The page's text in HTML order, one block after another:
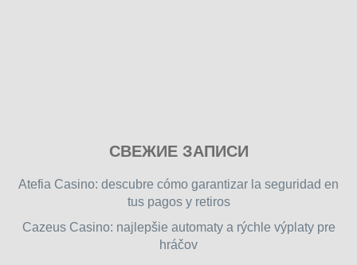
free
games
СВЕЖИЕ ЗАПИСИ
Atefia Casino: descubre cómo garantizar la seguridad en
tus pagos y retiros
Cazeus Casino: najlepšie automaty a rýchle výplaty pre
hráčov